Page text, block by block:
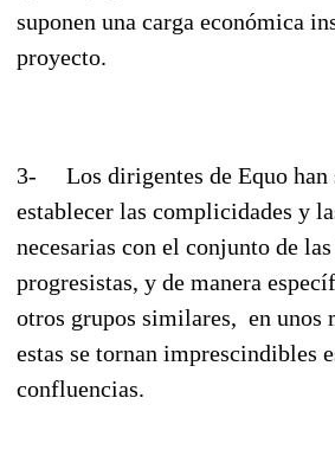
suponen una carga económica
proyecto.
3- Los dirigentes de Equo han
establecer las complicidades y
necesarias con el conjunto de
progresistas, y de manera
otros grupos similares, en unos
estas se tornan imprescindibles
confluencias.